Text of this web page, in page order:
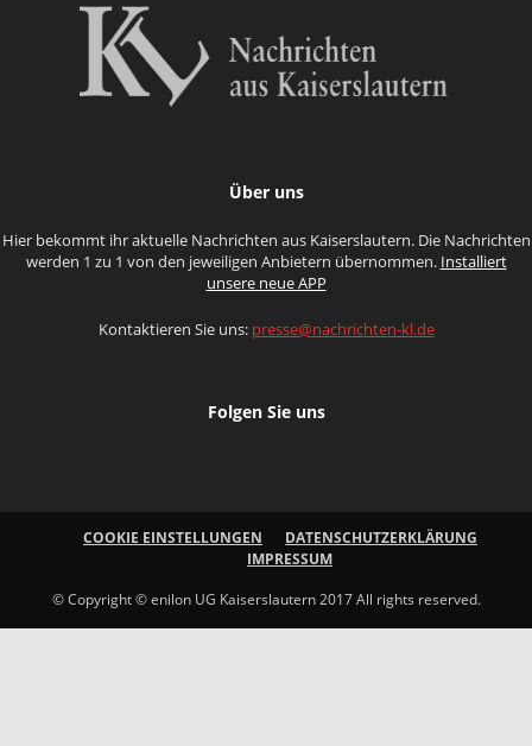
Über uns
Hier bekommt ihr aktuelle Nachrichten aus Kaiserslautern. Die Nachrichten
werden 1 zu 1 von den jeweiligen Anbietern übernommen. Installiert
unsere neue APP
Kontaktieren Sie uns: presse@nachrichten-kl.de
Folgen Sie uns
COOKIE EINSTELLUNGEN
DATENSCHUTZERKLÄRUNG
IMPRESSUM
© Copyright © enilon UG Kaiserslautern 2017 All rights reserved.